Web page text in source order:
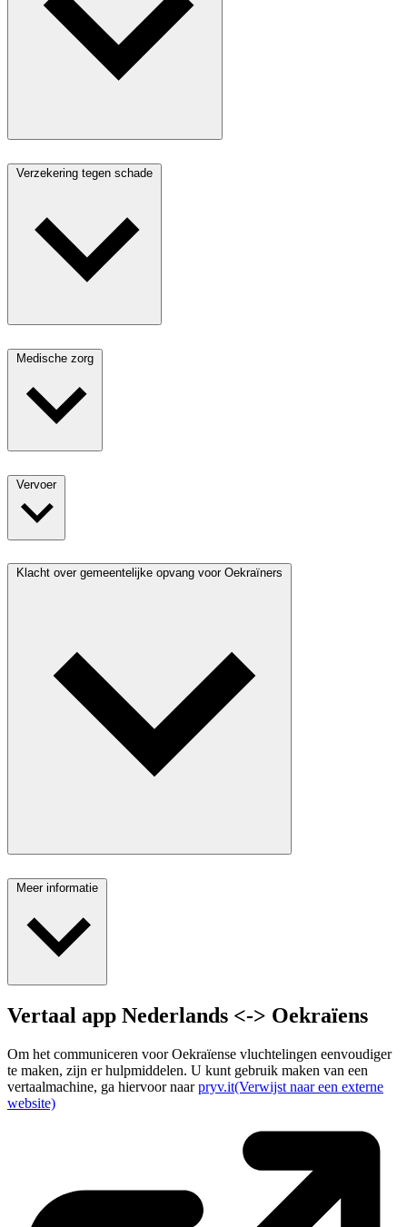
Verzekering tegen schade
Medische zorg
Vervoer
Klacht over gemeentelijke opvang voor Oekraïners
Meer informatie
Vertaal app Nederlands <-> Oekraïens
Om het communiceren voor Oekraïense vluchtelingen eenvoudiger
te maken, zijn er hulpmiddelen. U kunt gebruik maken van een
vertaalmachine, ga hiervoor naarpryv.it(Verwijst naar een externe
website)